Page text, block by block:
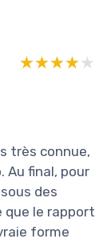
★★★★★
★★★★★
très connue,
Au final, pour
des
que le rapport
forme